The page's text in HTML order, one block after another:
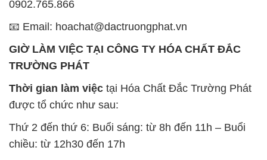
0902.765.866
📧 Email: hoachat@dactruongphat.vn
GIỜ LÀM VIỆC TẠI CÔNG TY HÓA CHẤT ĐẮC
TRƯỜNG PHÁT
Thời gian làm việc tại Hóa Chất Đắc Trường Phát
được tổ chức như sau:
Thứ 2 đến thứ 6: Buổi sáng: từ 8h đến 11h – Buổi
chiều: từ 12h30 đến 17h